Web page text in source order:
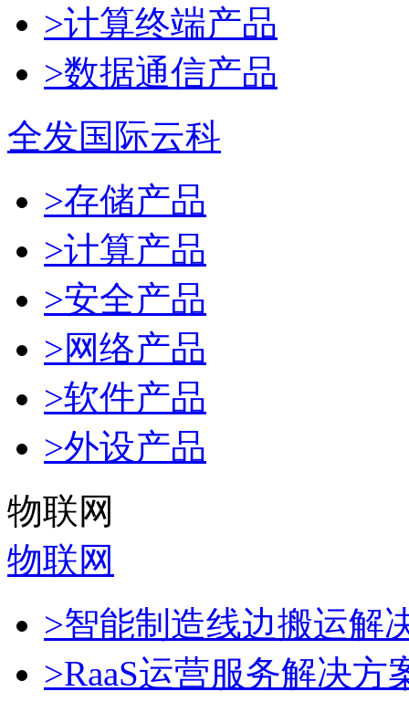
>计算终端产品
>数据通信产品
全发国际云科
>存储产品
>计算产品
>安全产品
>网络产品
>软件产品
>外设产品
物联网
物联网
>智能制造线边搬运解
>RaaS运营服务解决方